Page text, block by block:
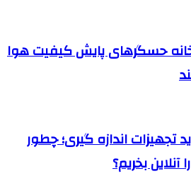
حسگرهای پایش کیفیت هوا
تجهیزات اندازه گیری؛ چطور
آنلاین بخریم؟